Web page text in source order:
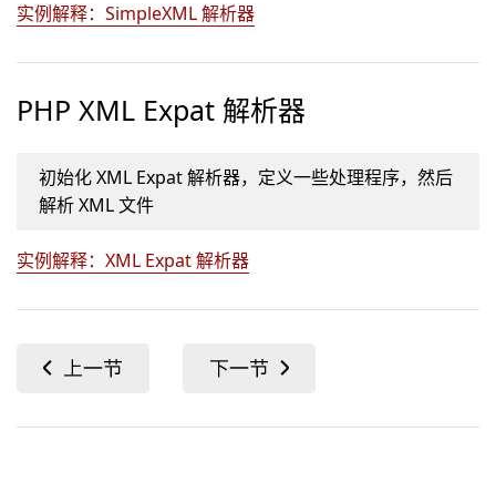
实例解释：SimpleXML 解析器
PHP XML Expat 解析器
初始化 XML Expat 解析器，定义一些处理程序，然后
解析 XML 文件
实例解释：XML Expat 解析器